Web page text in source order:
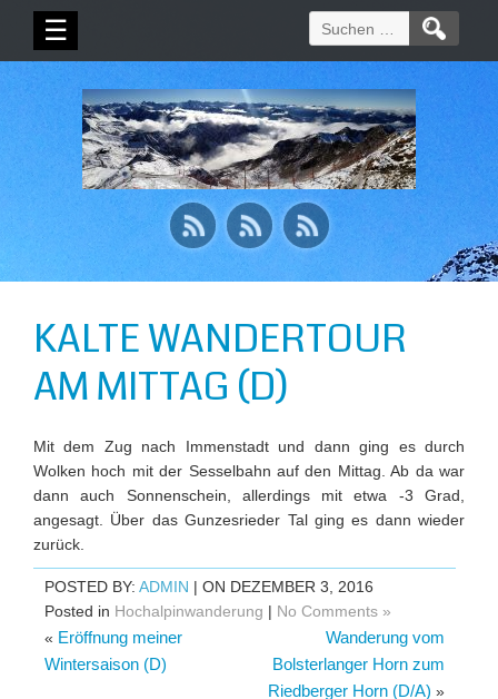
☰
Suchen
nach:
KALTE WANDERTOUR
AM MITTAG (D)
Mit dem Zug nach Immenstadt und dann ging es durch
Wolken hoch mit der Sesselbahn auf den Mittag. Ab da war
dann auch Sonnenschein, allerdings mit etwa -3 Grad,
angesagt. Über das Gunzesrieder Tal ging es dann wieder
zurück.
POSTED BY: ADMIN | ON DEZEMBER 3, 2016
Posted in Hochalpinwanderung | No Comments »
« Eröffnung meiner
Wintersaison (D)
Wanderung vom
Bolsterlanger Horn zum
Riedberger Horn (D/A) »